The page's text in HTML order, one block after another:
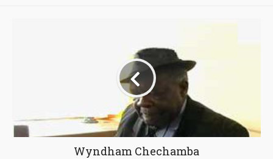
Wyndham Chechamba